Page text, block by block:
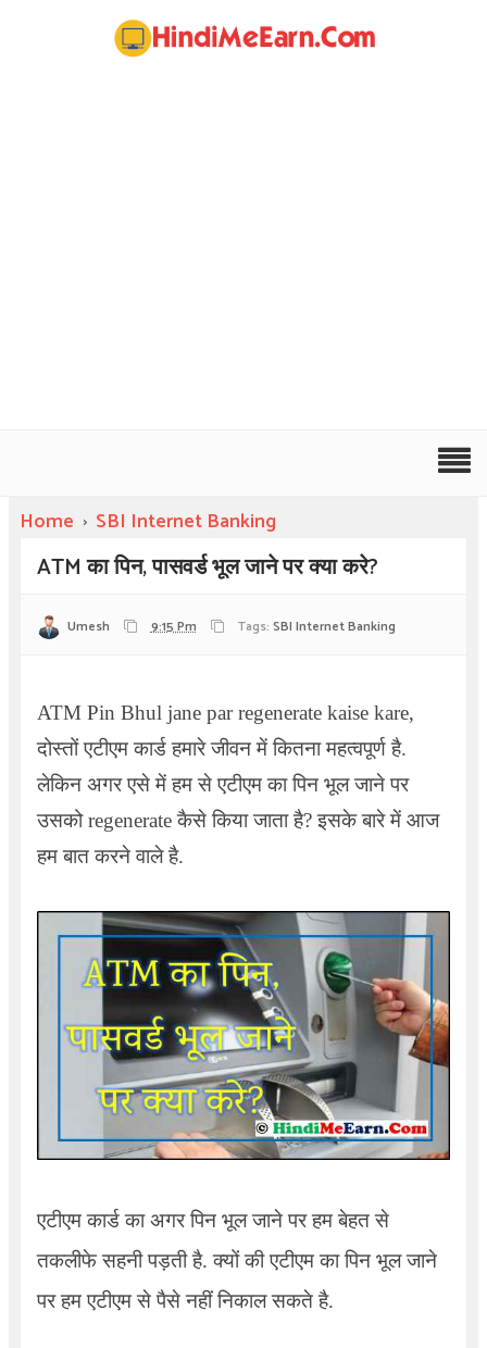
Home › SBI Internet Banking
ATM का पिन, पासवर्ड भूल जाने पर क्या करे?
Umesh 9:15 Pm Tags: SBI Internet Banking
ATM Pin Bhul jane par regenerate kaise kare,
दोस्तों एटीएम कार्ड हमारे जीवन में कितना महत्वपूर्ण है.
लेकिन अगर एसे में हम से एटीएम का पिन भूल जाने पर
उसको regenerate कैसे किया जाता है? इसके बारे में आज
हम बात करने वाले है.
एटीएम कार्ड का अगर पिन भूल जाने पर हम बेहत से
तकलीफे सहनी पड़ती है. क्यों की एटीएम का पिन भूल जाने
पर हम एटीएम से पैसे नहीं निकाल सकते है.